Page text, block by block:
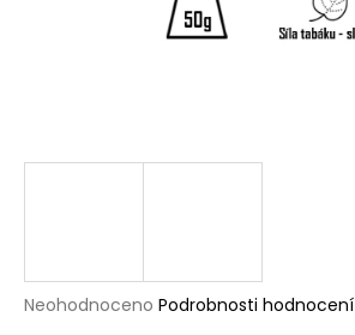
Průměrné
Neohodnoceno Podrobnosti hodnocení
?
HLEDAT